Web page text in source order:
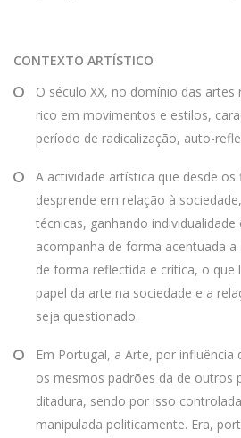
CONTEXTO ARTÍSTICO
O século XX, no domínio das
rico em movimentos e estilos,
período de radicalização, auto-
A actividade artística que desde os
desprende em relação à
técnicas, ganhando individualidade
acompanha de forma acentuada
de forma reflectida e crítica, o que
papel da arte na sociedade e a
seja questionado.
Em Portugal, a Arte, por influência
os mesmos padrões da de outros
ditadura, sendo por isso
manipulada politicamente. Era,